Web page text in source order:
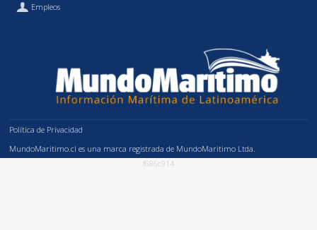
Empleos
Política de Privacidad
MundoMaritimo.cl es una marca registrada de MundoMaritimo Ltda.
f686c914